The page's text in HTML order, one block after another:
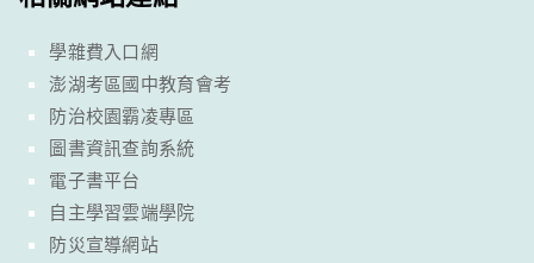
學雜費入口網
澎湖考區國中教育會考
防治校園霸凌專區
圖書資訊查詢系統
電子書平台
自主學習雲端學院
防災宣導網站